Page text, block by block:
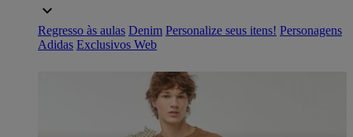
Regresso às aulas Denim Personalize seus itens! Personagens
Adidas Exclusivos Web